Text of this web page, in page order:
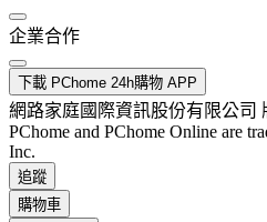
企業合作
下載 PChome 24h購物 APP
網路家庭國際資訊股份有限公司
PChome and PChome Online are
Inc.
追蹤
購物車